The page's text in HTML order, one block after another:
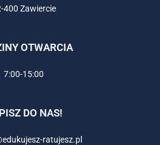
400 Zawiercie
OTWARCIA
7:00-15:00
DO NAS!
ratujesz.pl